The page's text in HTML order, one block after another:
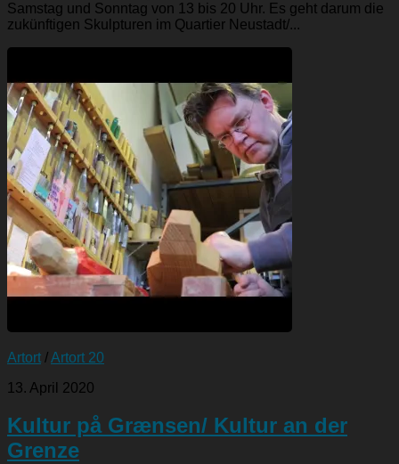
Samstag und Sonntag von 13 bis 20 Uhr. Es geht darum die
zukünftigen Skulpturen im Quartier Neustadt/...
Artort /Artort 20
13. April 2020
Kultur på Grænsen/ Kultur an der
Grenze